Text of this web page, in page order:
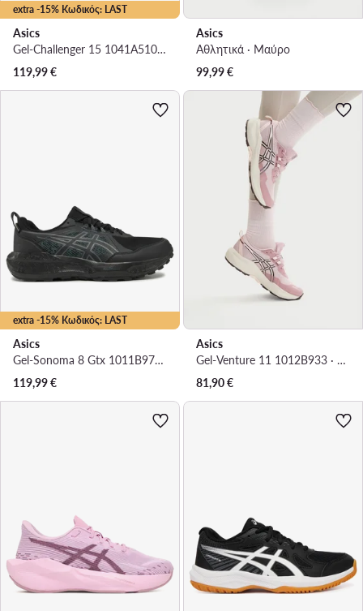
extra -15% Κωδικός: LAST
Asics
Gel-Challenger 15 1041A510 · Παπούτσια Τένις
119,99€
Asics
Αθλητικά · Μαύρο
99,99€
extra -15% Κωδικός: LAST
Asics
Gel-Sonoma 8 Gtx 1011B977 · Παπούτσια για Τρέξιμο
119,99€
Asics
Gel-Venture 11 1012B933 · Παπούτσια για Τρέξιμο
81,90€